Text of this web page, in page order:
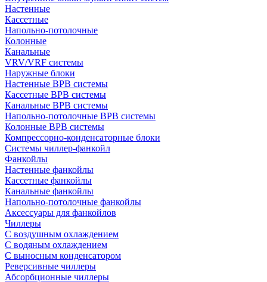
Настенные
Кассетные
Напольно-потолочные
Колонные
Канальные
VRV/VRF системы
Наружные блоки
Настенные ВРВ системы
Кассетные ВРВ системы
Канальные ВРВ системы
Напольно-потолочные ВРВ системы
Колонные ВРВ системы
Компрессорно-конденсаторные блоки
Системы чиллер-фанкойл
Фанкойлы
Настенные фанкойлы
Кассетные фанкойлы
Канальные фанкойлы
Напольно-потолочные фанкойлы
Аксессуары для фанкойлов
Чиллеры
С воздушным охлаждением
С водяным охлаждением
С выносным конденсатором
Реверсивные чиллеры
Абсорбционные чиллеры